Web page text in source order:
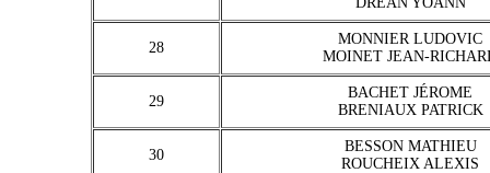
28
MONNIER LUDOVIC
MOINET JEAN-
29
BACHET JÉROME
BRENIAUX PATRICK
30
BESSON MATHIEU
ROUCHEIX ALEXIS